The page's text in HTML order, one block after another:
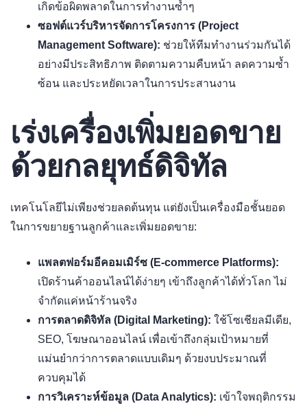
เกิดข้อผิดพลาดในการทำงานซ้ำๆ
ซอฟต์แวร์บริหารจัดการโครงการ (Project
Management Software): ช่วยให้ทีมทำงานร่วมกันได้
อย่างมีประสิทธิภาพ ติดตามความคืบหน้า ลดความซ้ำ
ซ้อน และประหยัดเวลาในการประสานงาน
เร่งเครื่องเพิ่มยอดขาย
ด้วยกลยุทธ์ดิจิทัล
เทคโนโลยีไม่เพียงช่วยลดต้นทุน แต่ยังเป็นเครื่องมือชั้นยอด
ในการขยายฐานลูกค้าและเพิ่มยอดขาย:
แพลตฟอร์มอีคอมเมิร์ซ (E-commerce Platforms):
เปิดร้านค้าออนไลน์ได้ง่ายๆ เข้าถึงลูกค้าได้ทั่วโลก ไม่
จำกัดแค่หน้าร้านจริง
การตลาดดิจิทัล (Digital Marketing): ใช้โซเชียลมีเดีย,
SEO, โฆษณาออนไลน์ เพื่อเข้าถึงกลุ่มเป้าหมายที่
แม่นยำกว่าการตลาดแบบเดิมๆ ด้วยงบประมาณที่
ควบคุมได้
การวิเคราะห์ข้อมูล (Data Analytics): เข้าใจพฤติกรรม